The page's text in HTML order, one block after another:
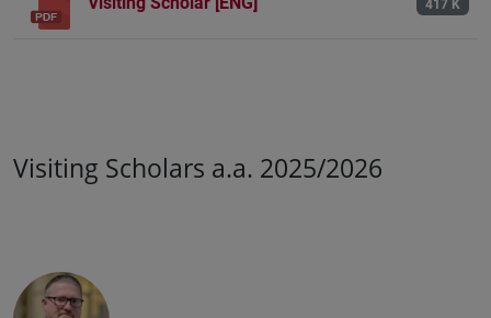
417 K
Visiting Scholars a.a. 2025/2026